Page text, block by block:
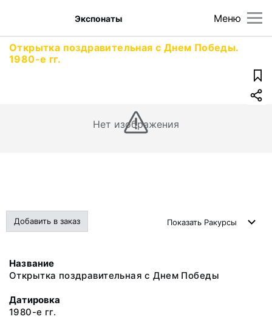
Меню
Экспонаты
Открытка поздравительная с Днем Победы.
1980-е гг.
Нет изображения
Добавить в заказ Показать Ракурсы
Название
Открытка поздравительная с Днем Победы
Датировка
1980-е гг.